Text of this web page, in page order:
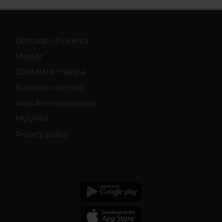
Dottorati di ricerca
Master
Contatti e mappa
Supporto tecnico
Area Amministrativa
MyUnivr
Privacy policy